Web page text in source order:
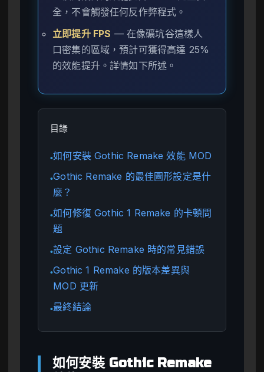
全，不會觸發任何反作弊程式。
立即提升 FPS — 在像礦坑谷這樣人
口密集的區域，預計可獲得高達 25%
的效能提升。詳情如下所述。
目錄
●如何安裝 Gothic Remake 效能 MOD
●Gothic Remake 的最佳圖形設定是什
麼？
●如何修復 Gothic 1 Remake 的卡頓問
題
●設定 Gothic Remake 時的常見錯誤
●Gothic 1 Remake 的版本差異與
MOD 更新
●最終結論
如何安裝 Gothic Remake